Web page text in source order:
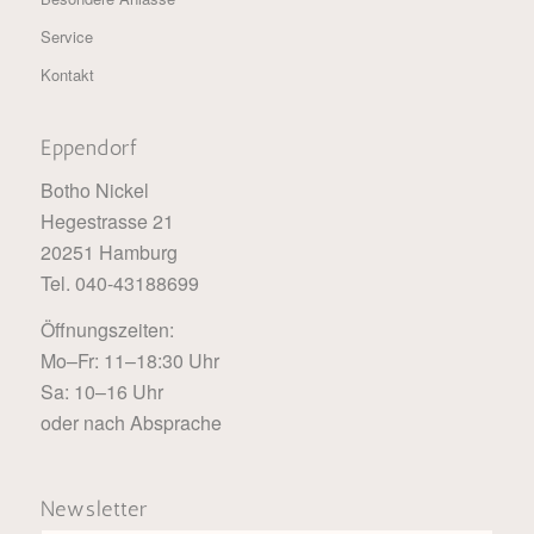
Service
Kontakt
Eppendorf
Botho Nickel
Hegestrasse 21
20251 Hamburg
Tel. 040-43188699
Öffnungszeiten:
Mo–Fr: 11–18:30 Uhr
Sa: 10–16 Uhr
oder nach Absprache
Newsletter